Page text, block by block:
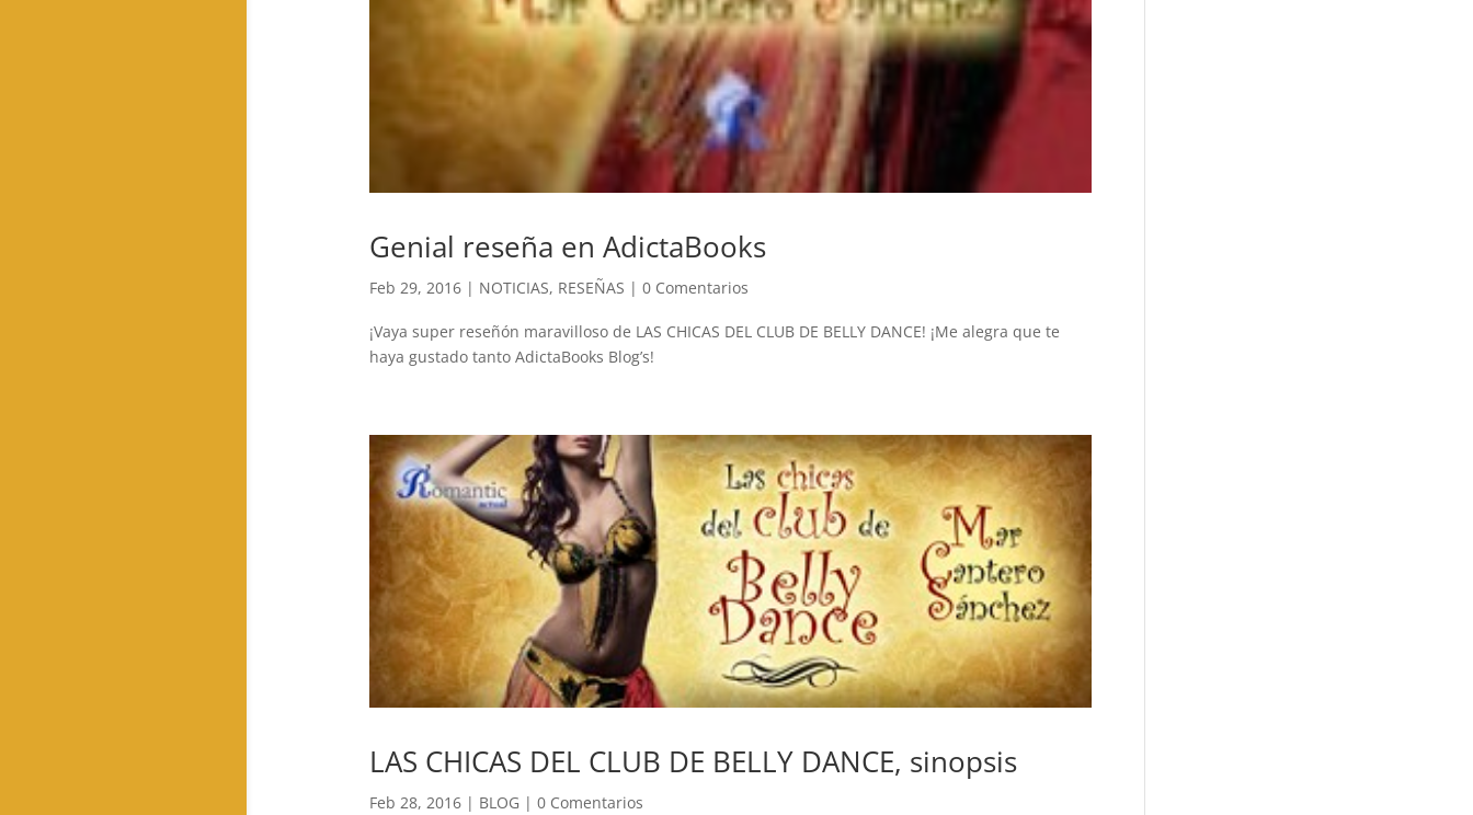
Genial reseña en AdictaBooks
Feb 29, 2016| NOTICIAS, RESEÑAS | 0 Comentarios
¡Vaya super reseñón maravilloso de LAS CHICAS DEL CLUB DE BELLY DANCE! ¡Me alegra que te
haya gustado tanto AdictaBooks Blog’s!
LAS CHICAS DEL CLUB DE BELLY DANCE, sinopsis
Feb 28, 2016| BLOG | 0 Comentarios